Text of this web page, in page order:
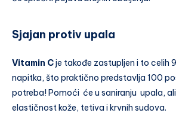
Sjajan protiv upala
Vitamin Cje takođe zastupljen i to celih
napitka, što praktično predstavlja 100
potreba! Pomoći će u saniranju upala,
elastičnost kože, tetiva i krvnih sudova.